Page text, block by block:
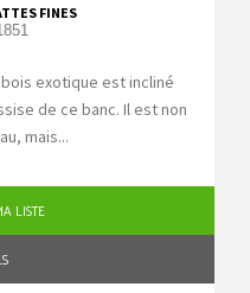
FINES
exotique est incliné
de ce banc. Il est non
mais...
LISTE